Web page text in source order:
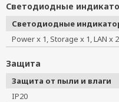
Светодиодные
Светодиодные
Power x 1, Storage x 1, LAN x
Защита
Защита от пыли и влаги
IP20